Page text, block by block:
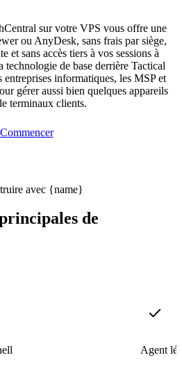
sur votre VPS vous offre une
ou AnyDesk, sans frais par siège,
et sans accès tiers à vos sessions à
technologie de base derrière Tactical
informatiques, les MSP et
gérer aussi bien quelques appareils
terminaux clients.
Commencer
de
Agent